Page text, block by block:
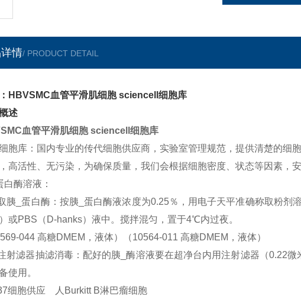
情/ PRODUCT DETAIL
HBVSMC血管平滑肌细胞 sciencell细胞库
述
血管平滑肌细胞 sciencell细胞库
胞库：国内专业的传代细胞供应商，实验室管理规范，提供清楚的细
高活性、无污染，为确保质量，我们会根据细胞密度、状态等因素，安
白酶溶液：
胰_蛋白酶：按胰_蛋白酶液浓度为0.25％，用电子天平准确称取粉剂
或PBS（D-hanks）液中。搅拌混匀，置于4℃内过夜。
044 高糖DMEM，液体）（10564-011 高糖DMEM，液体）
射滤器抽滤消毒：配好的胰_酶溶液要在超净台内用注射滤器（0.22
使用。
细胞供应 人Burkitt B淋巴瘤细胞